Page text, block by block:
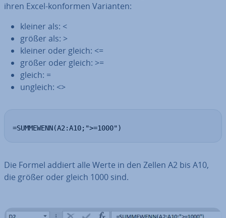
ihren Excel-konformen Varianten:
kleiner als: <
größer als: >
kleiner oder gleich: <=
größer oder gleich: >=
gleich: =
ungleich: <>
=SUMMEWENN(A2:A10;">=1000")
Die Formel addiert alle Werte in den Zellen A2 bis A10,
die größer oder gleich 1000 sind.